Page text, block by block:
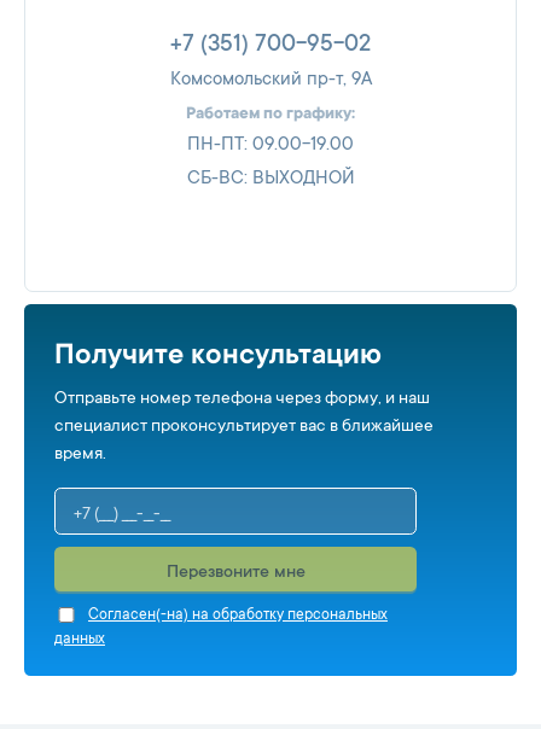
+7 (351) 700-95-02
Комсомольский пр-т, 9А
Работаем по графику:
ПН-ПТ: 09.00-19.00
СБ-ВС: ВЫХОДНОЙ
Получите консультацию
Отправьте номер телефона через форму, и наш
специалист проконсультирует вас в ближайшее
время.
Перезвоните мне
Cогласен(-на) на обработку персональных
данных